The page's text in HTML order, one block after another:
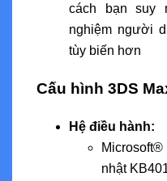
cách bạn suy
nghiệm người
tùy biến hơn
Cấu hình 3DS
Hệ điều hành:
nhật